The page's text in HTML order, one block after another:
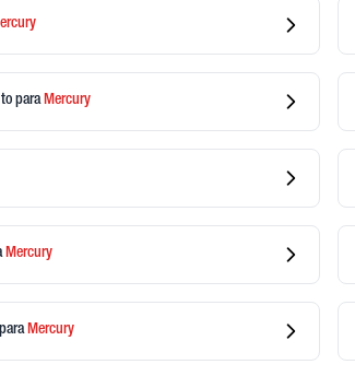
paraMercury
Mercury
paraMercury